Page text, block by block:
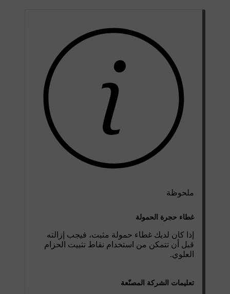
ملحوظة
غطاء حجرة الحمولة
إذا كان لديك غطاء حمولة مثبت، فيجب إزالته
قبل أن تتمكن من استخدام نقاط تثبيت الحزام
العلوي.
تعليمات الشركة المصنّعة